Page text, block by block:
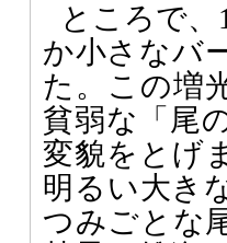
ところで
か小さなバ
た。この増
貧弱な「尾
変貌をとげ
明るい大き
つみごとな